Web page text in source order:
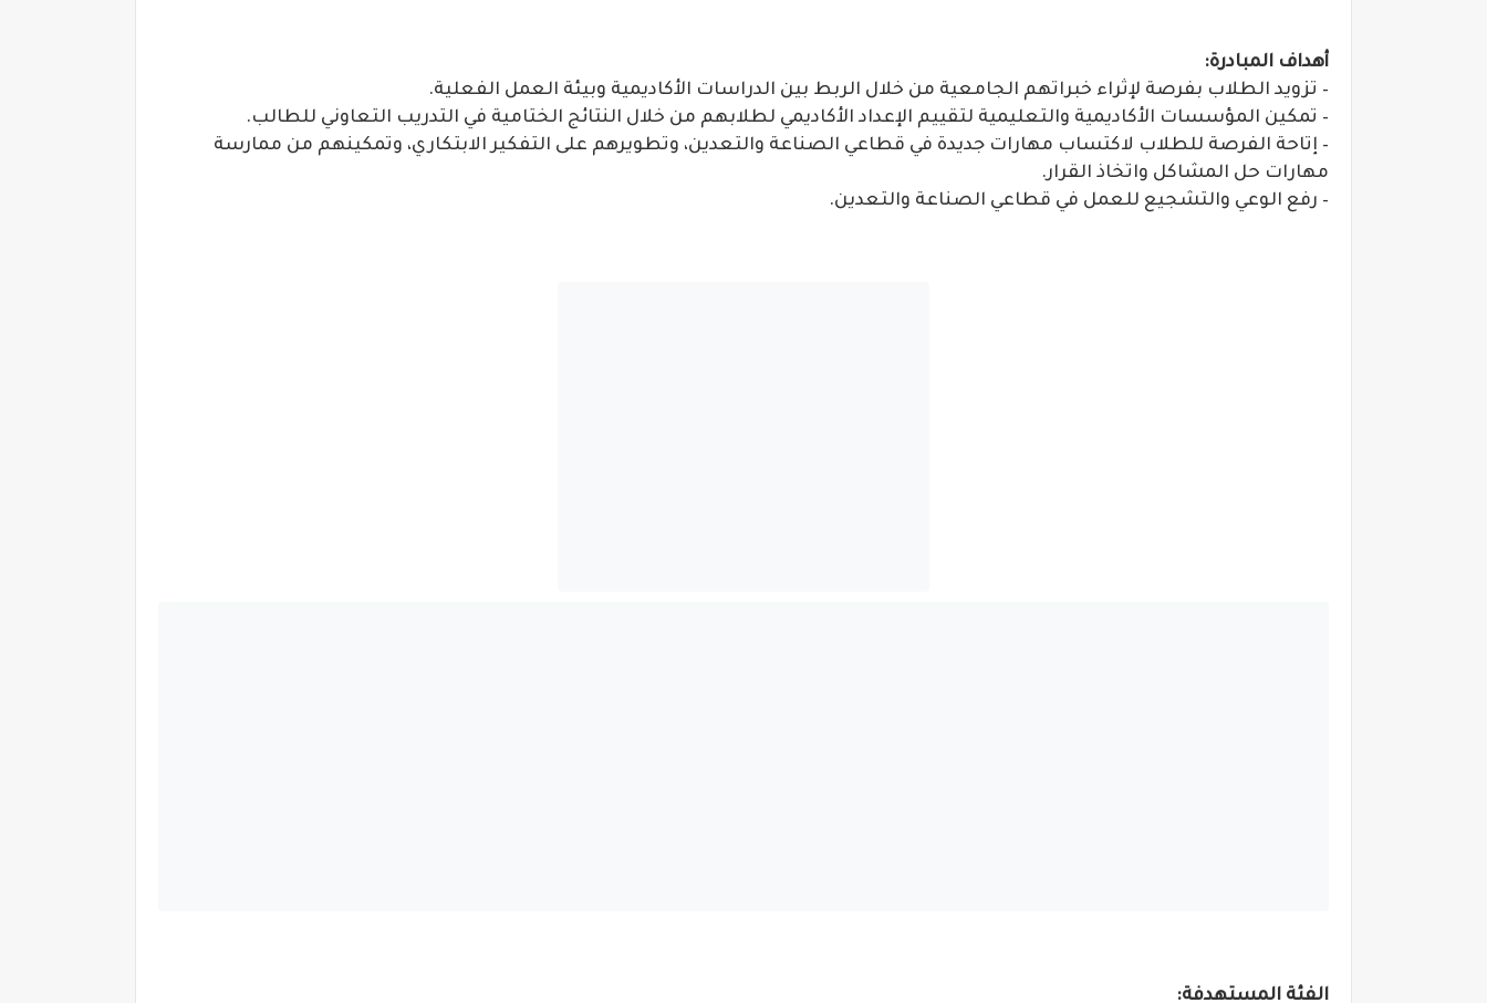
أهداف المبادرة:
– تزويد الطلاب بفرصة لإثراء خبراتهم الجامعية من خلال الربط بين الدراسات الأكاديمية وبيئة العمل الفعلية.
– تمكين المؤسسات الأكاديمية والتعليمية لتقييم الإعداد الأكاديمي لطلابهم من خلال النتائج الختامية في التدريب التعاوني للطالب.
– إتاحة الفرصة للطلاب لاكتساب مهارات جديدة في قطاعي الصناعة والتعدين، وتطويرهم على التفكير الابتكاري، وتمكينهم من ممارسة
مهارات حل المشاكل واتخاذ القرار.
– رفع الوعي والتشجيع للعمل في قطاعي الصناعة والتعدين.
الفئة المستهدفة: